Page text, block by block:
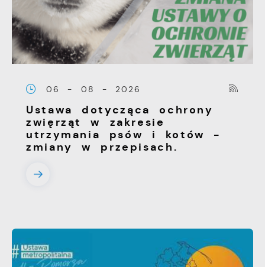
06 - 08 - 2026
Ustawa dotycząca ochrony
zwięrząt w zakresie
utrzymania psów i kotów -
zmiany w przepisach.